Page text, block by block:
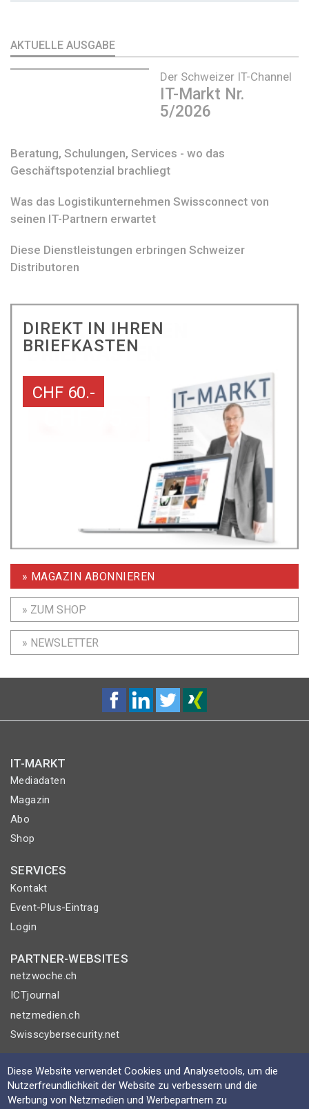
AKTUELLE AUSGABE
Der Schweizer IT-Channel
IT-Markt Nr.
5/2026
Beratung, Schulungen, Services - wo das
Geschäftspotenzial brachliegt
Was das Logistikunternehmen Swissconnect von
seinen IT-Partnern erwartet
Diese Dienstleistungen erbringen Schweizer
Distributoren
DIREKT IN IHREN
BRIEFKASTEN
CHF 60.-
» MAGAZIN ABONNIEREN
» ZUM SHOP
» NEWSLETTER
IT-MARKT
Mediadaten
Magazin
Abo
Shop
SERVICES
Kontakt
Event-Plus-Eintrag
Login
PARTNER-WEBSITES
netzwoche.ch
ICTjournal
netzmedien.ch
Swisscybersecurity.net
© NETZMEDIEN AG 2026
Impressum
AGB
Diese Website verwendet Cookies und Analysetools, um die
Nutzerfreundlichkeit der Website zu verbessern und die
Werbung von Netzmedien und Werbepartnern zu